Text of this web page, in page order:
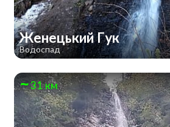
Женецький Гук
Водоспад
31 км